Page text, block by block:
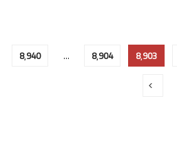
8٬903 8٬904 … 8٬940